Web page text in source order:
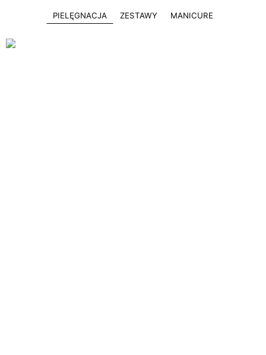
PIELĘGNACJA ZESTAWY MANICURE